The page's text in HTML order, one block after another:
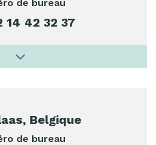
de bureau
14 42 32 37
Belgique
de bureau